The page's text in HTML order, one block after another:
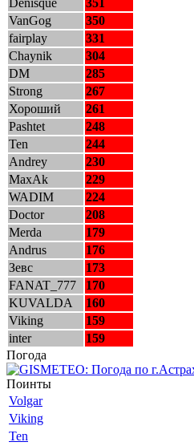
Denisque
351
VanGog
350
fairplay
331
Chaynik
304
DM
285
Strong
267
Хороший
261
Pashtet
248
Ten
244
Andrey
230
MaxAk
229
WADIM
224
Doctor
208
Merda
179
Andrus
176
Зевс
173
FANAT_777
170
KUVALDA
160
Viking
159
inter
159
Погода
Поинты
Volgar
Viking
Ten